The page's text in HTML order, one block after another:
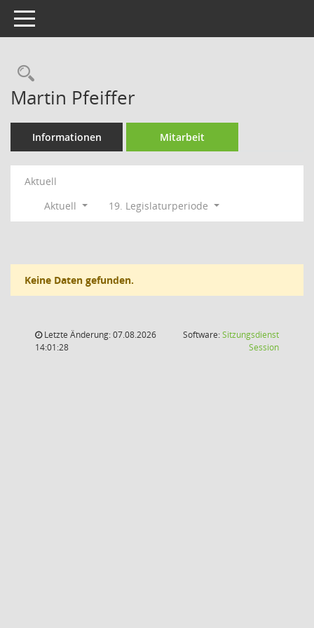
Toggle navigation
Rechercheauswahl
Martin Pfeiffer
Informationen Mitarbeit
Aktuell
Aktuell
19. Legislaturperiode
Keine Daten gefunden.
Letzte Änderung: 07.08.2026
14:01:28
Software:Sitzungsdienst
Session(Wird in